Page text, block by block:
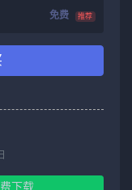
免费 推荐
下载